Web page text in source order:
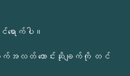
ာက်ပါ။
ျက်အလတ် တောင်းဆိုချက်ကို တင်